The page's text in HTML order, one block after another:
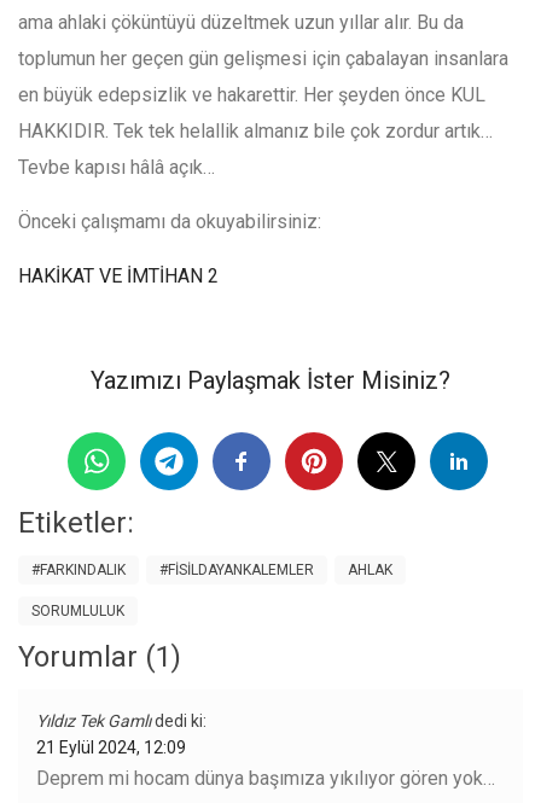
ama ahlaki çöküntüyü düzeltmek uzun yıllar alır. Bu da
toplumun her geçen gün gelişmesi için çabalayan insanlara
en büyük edepsizlik ve hakarettir. Her şeyden önce KUL
HAKKIDIR. Tek tek helallik almanız bile çok zordur artık…
Tevbe kapısı hâlâ açık…
Önceki çalışmamı da okuyabilirsiniz:
HAKİKAT VE İMTİHAN 2
Yazımızı Paylaşmak İster Misiniz?
Etiketler:
#FARKINDALIK #FISILDAYANKALEMLER AHLAK
SORUMLULUK
Yorumlar (1)
Yıldız Tek Gamlıdedi ki:
21 Eylül 2024, 12:09
Deprem mi hocam dünya başımıza yıkılıyor gören yok…